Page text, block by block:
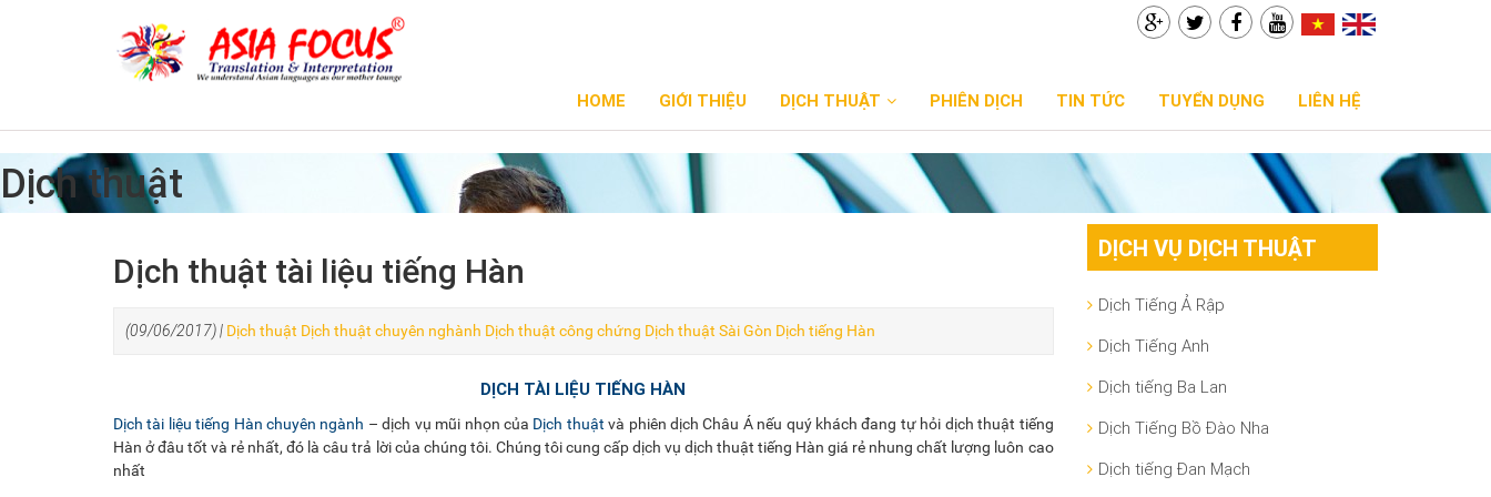
HOME GIỚI THIỆU DỊCH THUẬT PHIÊN DỊCH TIN TỨC TUYỂN DỤNG LIÊN HỆ
Dịch thuật
Dịch thuật tài liệu tiếng Hàn
(09/06/2017) | Dịch thuật Dịch thuật chuyên nghành Dịch thuật công chứng Dịch thuật Sài Gòn Dịch tiếng Hàn
DỊCH TÀI LIỆU TIẾNG HÀN
Dịch tài liệu tiếng Hàn chuyên ngành – dịch vụ mũi nhọn của Dịch thuậtvà phiên dịch Châu Á nếu quý khách đang tự hỏi dịch thuật tiếng
Hàn ở đâu tốt và rẻ nhất, đó là câu trả lời của chúng tôi. Chúng tôi cung cấp dịch vụ dịch thuật tiếng Hàn giá rẻ nhung chất lượng luôn cao
nhất
DỊCH VỤ DỊCH THUẬT
Dịch Tiếng Ả Rập
Dịch Tiếng Anh
Dịch tiếng Ba Lan
Dịch Tiếng Bồ Đào Nha
Dịch tiếng Đan Mạch